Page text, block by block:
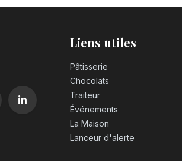
Liens utiles
Pâtisserie
Chocolats
Traiteur
Événements
La Maison
Lanceur d'alerte